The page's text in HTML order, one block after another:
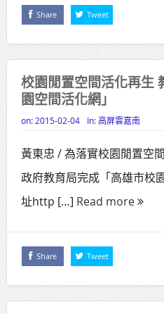
邁、運動部長李洋各
法比賽 圓滿落幕
賴清德總統主持
不對稱戰力
蔣萬安再拋出「
邁組閣
Share Tweet
校園閒置空間活化再生
園空間活化網」
on: 2015-02-04 In:高屏雲嘉南
黃東忠 / 為落實校園閒置空
政府教育局完成「高雄市校
址http […] Read more
Share Tweet